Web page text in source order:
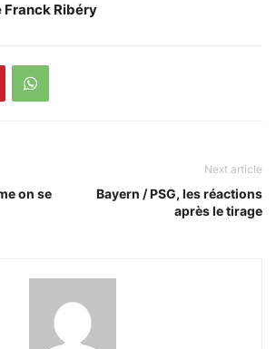
Franck Ribéry
on se
Next article
Bayern / PSG, les réactions
après le tirage